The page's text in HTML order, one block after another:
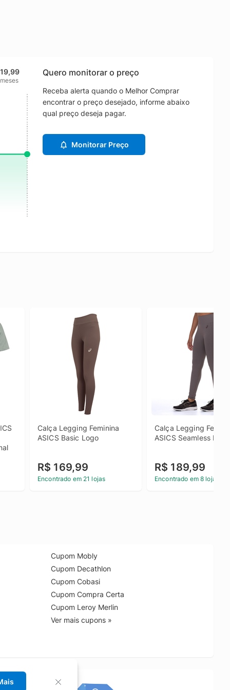
Quero monitorar o preço
Receba alerta quando o Melhor Comprar
encontrar o preço desejado, informe abaixo
qual preço deseja pagar.
Monitorar Preço
Calça Legging Feminina
ASICS Basic Logo
R$ 169,99
Encontrado em 21 lojas
Calça Legging
ASICS Seamless Fio
R$ 189,99
Encontrado em 8 lojas
Cupom Mobly
Cupom Decathlon
Cupom Cobasi
Cupom Compra Certa
Cupom Leroy Merlin
Ver mais cupons »